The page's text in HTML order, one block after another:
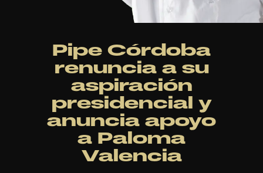
Pipe Córdoba
renuncia a su
aspiración
presidencial y
anuncia apoyo
a Paloma
Valencia